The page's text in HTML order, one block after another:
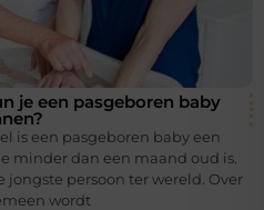
je een pasgeboren baby
is een pasgeboren baby een
minder dan een maand oud is.
jongste persoon ter wereld. Over
wordt